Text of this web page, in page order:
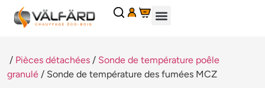
Panneau de gestion des cookies
/ Pièces détachées / Sonde de température poêle
granulé / Sonde de température des fumées MCZ